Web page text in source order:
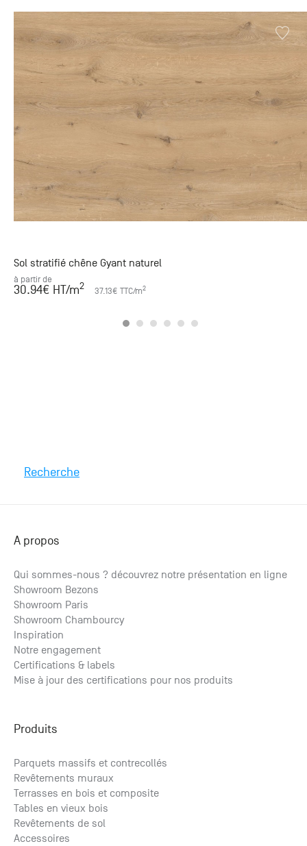
Sol stratifié chêne Gyant naturel
à partir de
30.94€ HT/m2 37.13€ TTC/m2
Recherche
A propos
Qui sommes-nous ? découvrez notre présentation en ligne
Showroom Bezons
Showroom Paris
Showroom Chambourcy
Inspiration
Notre engagement
Certifications & labels
Mise à jour des certifications pour nos produits
Produits
Parquets massifs et contrecollés
Revêtements muraux
Terrasses en bois et composite
Tables en vieux bois
Revêtements de sol
Accessoires